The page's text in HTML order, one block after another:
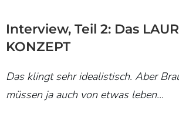
Interview, Teil 2: Das
KONZEPT
Das klingt sehr idealistisch. Aber
müssen ja auch von etwas leben…